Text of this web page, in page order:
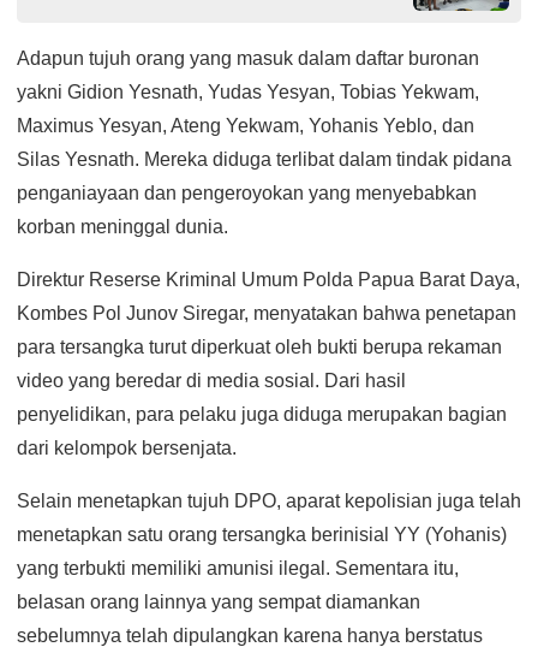
Adapun tujuh orang yang masuk dalam daftar buronan
yakni Gidion Yesnath, Yudas Yesyan, Tobias Yekwam,
Maximus Yesyan, Ateng Yekwam, Yohanis Yeblo, dan
Silas Yesnath. Mereka diduga terlibat dalam tindak pidana
penganiayaan dan pengeroyokan yang menyebabkan
korban meninggal dunia.
Direktur Reserse Kriminal Umum Polda Papua Barat Daya,
Kombes Pol Junov Siregar, menyatakan bahwa penetapan
para tersangka turut diperkuat oleh bukti berupa rekaman
video yang beredar di media sosial. Dari hasil
penyelidikan, para pelaku juga diduga merupakan bagian
dari kelompok bersenjata.
Selain menetapkan tujuh DPO, aparat kepolisian juga telah
menetapkan satu orang tersangka berinisial YY (Yohanis)
yang terbukti memiliki amunisi ilegal. Sementara itu,
belasan orang lainnya yang sempat diamankan
sebelumnya telah dipulangkan karena hanya berstatus